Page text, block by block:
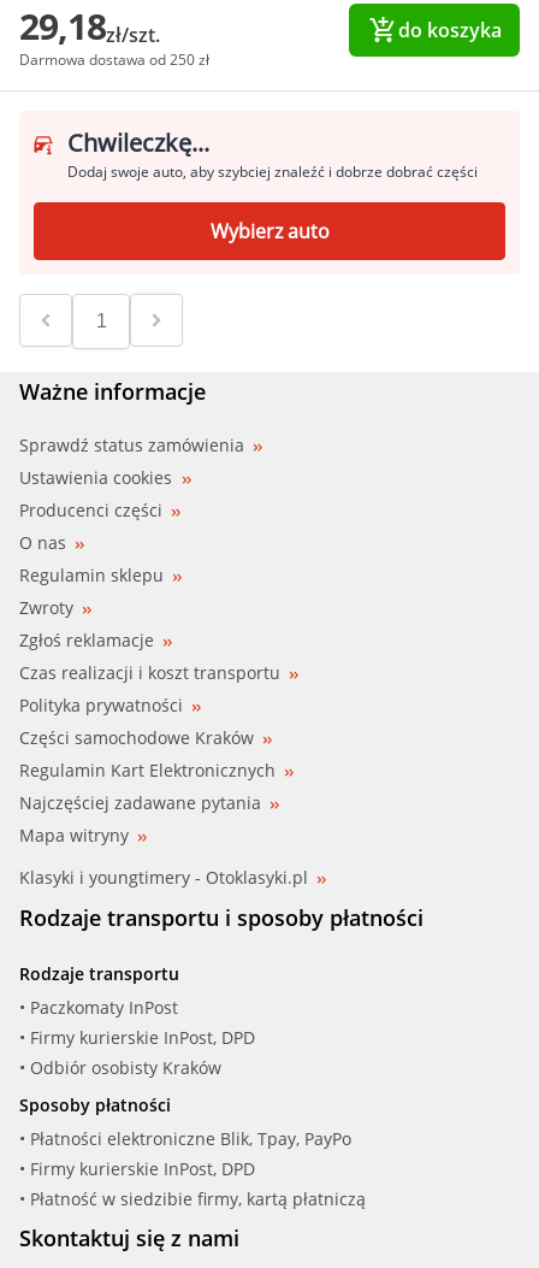
29,18zł/szt.
Darmowa dostawa od 250 zł
do koszyka
Chwileczkę...
Dodaj swoje auto, aby szybciej znaleźć i dobrze dobrać części
Wybierz auto
Ważne informacje
Sprawdź status zamówienia
Ustawienia cookies
Producenci części
O nas
Regulamin sklepu
Zwroty
Zgłoś reklamacje
Czas realizacji i koszt transportu
Polityka prywatności
Części samochodowe Kraków
Regulamin Kart Elektronicznych
Najczęściej zadawane pytania
Mapa witryny
Klasyki i youngtimery - Otoklasyki.pl
Rodzaje transportu i sposoby płatności
Rodzaje transportu
• Paczkomaty InPost
• Firmy kurierskie InPost, DPD
• Odbiór osobisty Kraków
Sposoby płatności
• Płatności elektroniczne Blik, Tpay, PayPo
• Firmy kurierskie InPost, DPD
• Płatność w siedzibie firmy, kartą płatniczą
Skontaktuj się z nami